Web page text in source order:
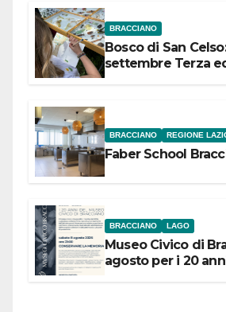
BRACCIANO
Bosco di San
settembre Terza
BRACCIANO REGIONE
Faber School
BRACCIANO LAGO
Museo Civico di
agosto per i 20